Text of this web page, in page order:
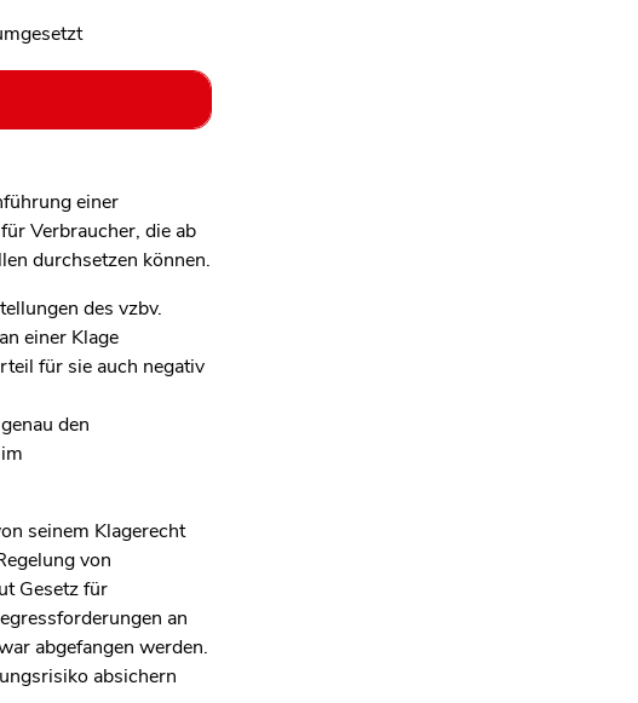
einer
Verbraucher, die ab
durchsetzen können.
des vzbv.
einer Klage
für sie auch negativ
den
seinem Klagerecht
von
Gesetz für
an
abgefangen werden.
absichern